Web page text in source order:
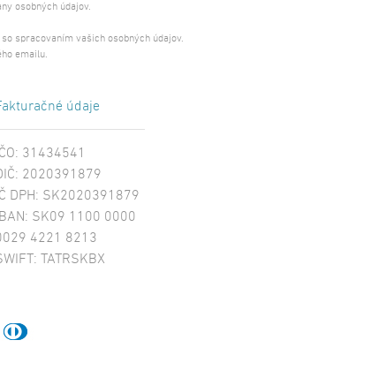
osobných údajov.
spracovaním vašich osobných údajov.
emailu.
údaje
31434541
2020391879
DPH: SK2020391879
SK09 1100 0000
4221 8213
TATRSKBX